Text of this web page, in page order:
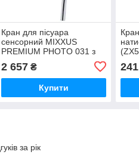
Кран для пісуара
сенсорний MIXXUS
PREMIUM PHOTO 031 з
інфрачервоним датчиком
(Колір хром) (MI2839)
2 657₴
Купити
241
за рік